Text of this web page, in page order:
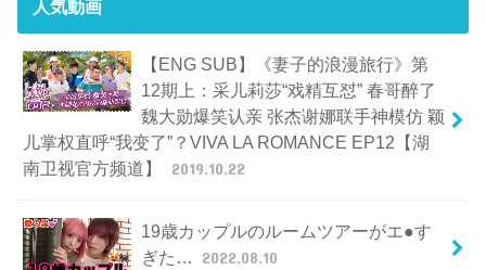
人気動画
【ENG SUB】《妻子的浪漫旅行》第
12期上：采儿莉莎“戏精互怼” 春哥醉了
魏大勋爆笑认亲 张杰谢娜联手神模仿 颖
儿掌权直呼“我变了”？VIVA LA ROMANCE EP12【湖
南卫视官方频道】
2019.10.22
19歳カップルのルームツアーがエ●す
ぎた…
2022.08.10